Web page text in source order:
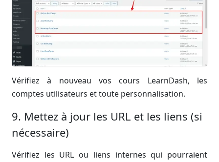
Vérifiez à nouveau vos cours LearnDash, les
comptes utilisateurs et toute personnalisation.
9. Mettez à jour les URL et les liens (si
nécessaire)
Vérifiez les URL ou liens internes qui pourraient